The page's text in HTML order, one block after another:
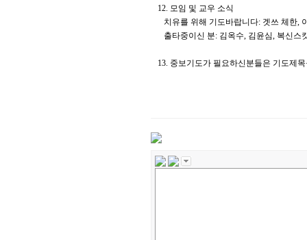
12. 모임 및 교우 소식
치유를 위해 기도바랍니다: 겟쓰 체한,
출타중이신 분: 김옥수, 김윤심, 복신스
13. 중보기도가 필요하신분들은 기도제